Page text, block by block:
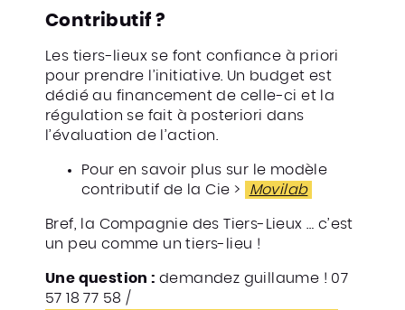
Contributif ?
Les tiers-lieux se font confiance à priori
pour prendre l’initiative. Un budget est
dédié au financement de celle-ci et la
régulation se fait à posteriori dans
l’évaluation de l’action.
Pour en savoir plus sur le modèle
contributif de la Cie >
Movilab
Bref, la Compagnie des Tiers-Lieux … c’est
un peu comme un tiers-lieu !
Une question : demandez guillaume ! 07
57 18 77 58 /